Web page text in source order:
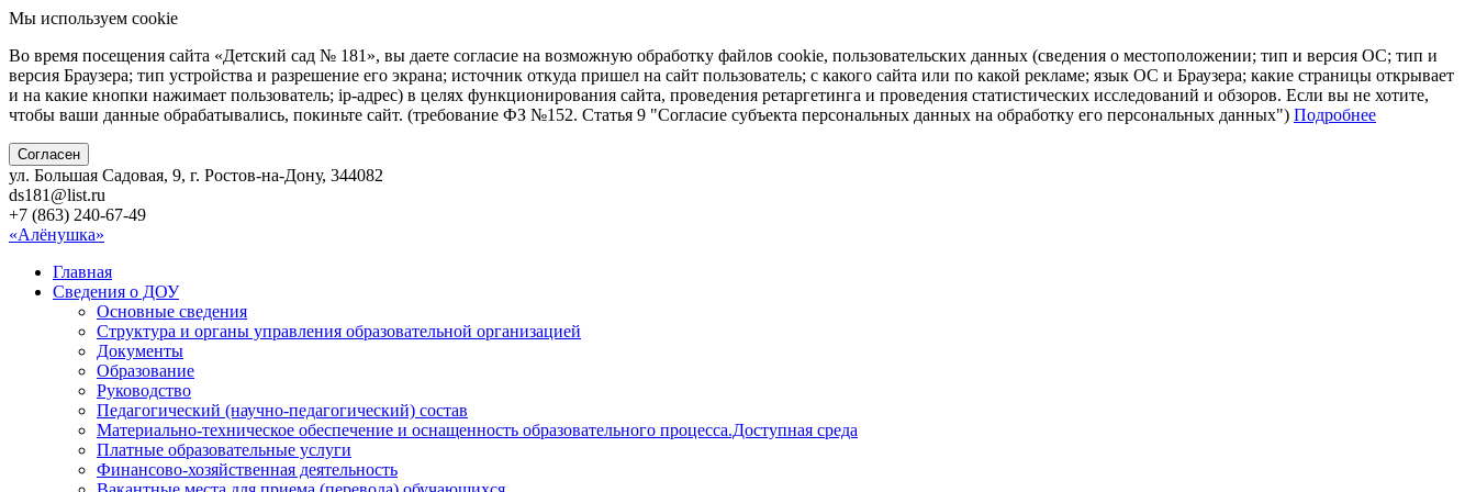
Мы используем cookie
Во время посещения сайта «Детский сад № 181», вы даете согласие на возможную обработку файлов cookie, пользовательских данных (сведения о местоположении; тип и версия ОС; тип и
версия Браузера; тип устройства и разрешение его экрана; источник откуда пришел на сайт пользователь; с какого сайта или по какой рекламе; язык ОС и Браузера; какие страницы открывает
и на какие кнопки нажимает пользователь; ip-адрес) в целях функционирования сайта, проведения ретаргетинга и проведения статистических исследований и обзоров. Если вы не хотите,
чтобы ваши данные обрабатывались, покиньте сайт. (требование ФЗ №152. Статья 9 "Согласие субъекта персональных данных на обработку его персональных данных") Подробнее
Согласен
ул. Большая Садовая, 9, г. Ростов-на-Дону, 344082
ds181@list.ru
+7 (863) 240-67-49
«Алёнушка»
Главная
Сведения о ДОУ
Основные сведения
Структура и органы управления образовательной организацией
Документы
Образование
Руководство
Педагогический (научно-педагогический) состав
Материально-техническое обеспечение и оснащенность образовательного процесса.Доступная среда
Платные образовательные услуги
Финансово-хозяйственная деятельность